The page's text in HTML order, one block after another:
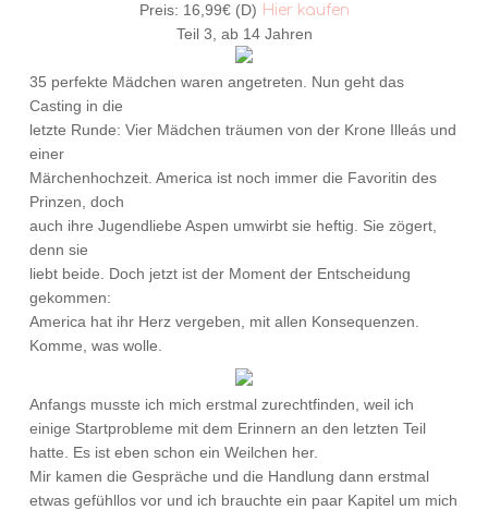
Preis: 16,99€ (D) Hier kaufen
Teil 3, ab 14 Jahren
35 perfekte Mädchen waren angetreten. Nun geht das
Casting in die
letzte Runde: Vier Mädchen träumen von der Krone Illeás und
einer
Märchenhochzeit. America ist noch immer die Favoritin des
Prinzen, doch
auch ihre Jugendliebe Aspen umwirbt sie heftig. Sie zögert,
denn sie
liebt beide. Doch jetzt ist der Moment der Entscheidung
gekommen:
America hat ihr Herz vergeben, mit allen Konsequenzen.
Komme, was wolle.
Anfangs musste ich mich erstmal zurechtfinden, weil ich
einige Startprobleme mit dem Erinnern an den letzten Teil
hatte. Es ist eben schon ein Weilchen her.
Mir kamen die Gespräche und die Handlung dann erstmal
etwas gefühllos vor und ich brauchte ein paar Kapitel um mich